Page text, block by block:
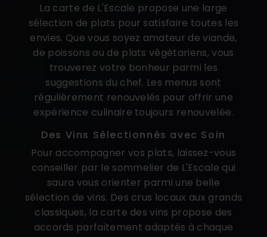
La carte de L'Escale propose une large
sélection de plats pour satisfaire toutes les
envies. Que vous soyez amateur de viande,
de poissons ou de plats végétariens, vous
trouverez votre bonheur parmi les
suggestions du chef. Les menus sont
régulièrement renouvelés pour offrir une
expérience culinaire toujours renouvelée.
Des Vins Sélectionnés avec Soin
Pour accompagner vos plats, laissez-vous
conseiller par le sommelier de L'Escale qui
saura vous orienter parmi une belle
sélection de vins. Des crus locaux aux grands
classiques, la carte des vins propose des
accords parfaitement adaptés à chaque